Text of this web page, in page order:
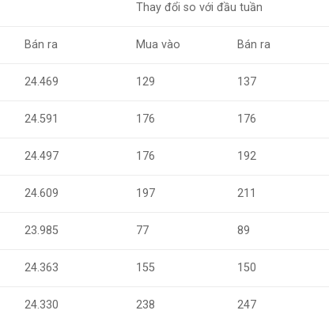
Thay đổi so với đầu tuần
Bán ra Mua vào Bán ra
24.469 129 137
24.591 176 176
24.497 176 192
24.609 197 211
23.985 77 89
24.363 155 150
24.330 238 247